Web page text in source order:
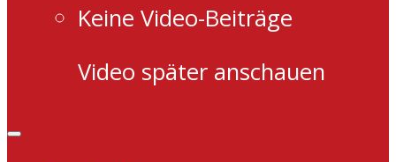
Keine Video-Beiträge
Video später anschauen